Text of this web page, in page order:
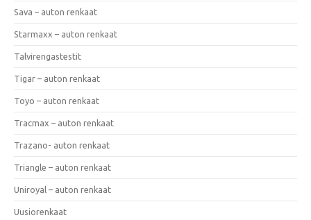
Sava – auton renkaat
Starmaxx – auton renkaat
Talvirengastestit
Tigar – auton renkaat
Toyo – auton renkaat
Tracmax – auton renkaat
Trazano- auton renkaat
Triangle – auton renkaat
Uniroyal – auton renkaat
Uusiorenkaat